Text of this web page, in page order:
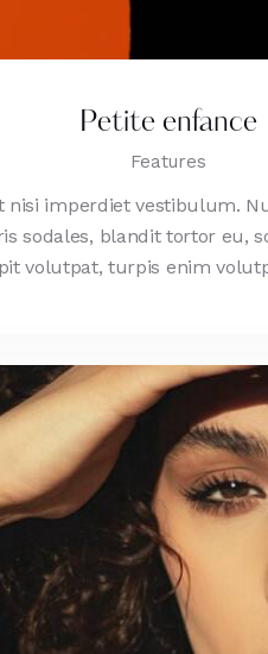
Petite enfance
Features
nisi imperdiet vestibulum.
sodales, blandit tortor eu,
volutpat, turpis enim